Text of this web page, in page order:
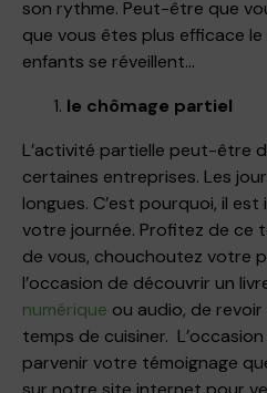
son rythme. Peut-être que
que vous êtes plus efficace
enfants se réveillent…
le chômage partiel
L’activité partielle peut-être
certaines entreprises. Les
longues. C’est pourquoi, il
votre journée. Profitez de ce
de vous, chouchoutez votre
l’occasion de découvrir un
numérique ou audio, de
temps de cuisiner.
parvenir votre témoignage